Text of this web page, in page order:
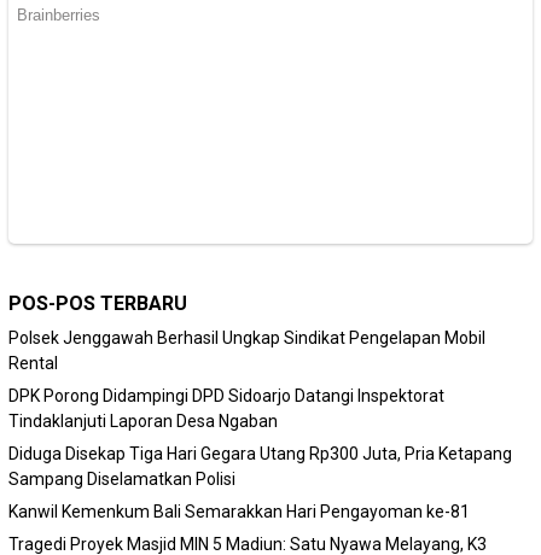
POS-POS TERBARU
Polsek Jenggawah Berhasil Ungkap Sindikat Pengelapan Mobil
Rental
DPK Porong Didampingi DPD Sidoarjo Datangi Inspektorat
Tindaklanjuti Laporan Desa Ngaban
Diduga Disekap Tiga Hari Gegara Utang Rp300 Juta, Pria Ketapang
Sampang Diselamatkan Polisi
Kanwil Kemenkum Bali Semarakkan Hari Pengayoman ke-81
Tragedi Proyek Masjid MIN 5 Madiun: Satu Nyawa Melayang, K3